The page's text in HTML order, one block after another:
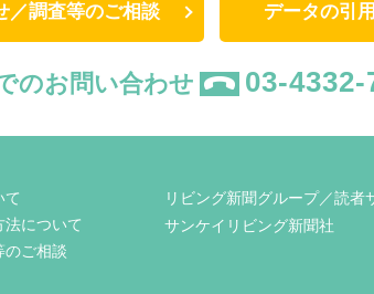
／調査等のご相談 データの引
のお問い合わせ 03-4332-
て
について
のご相談
リビング新聞グループ／読者
サンケイリビング新聞社